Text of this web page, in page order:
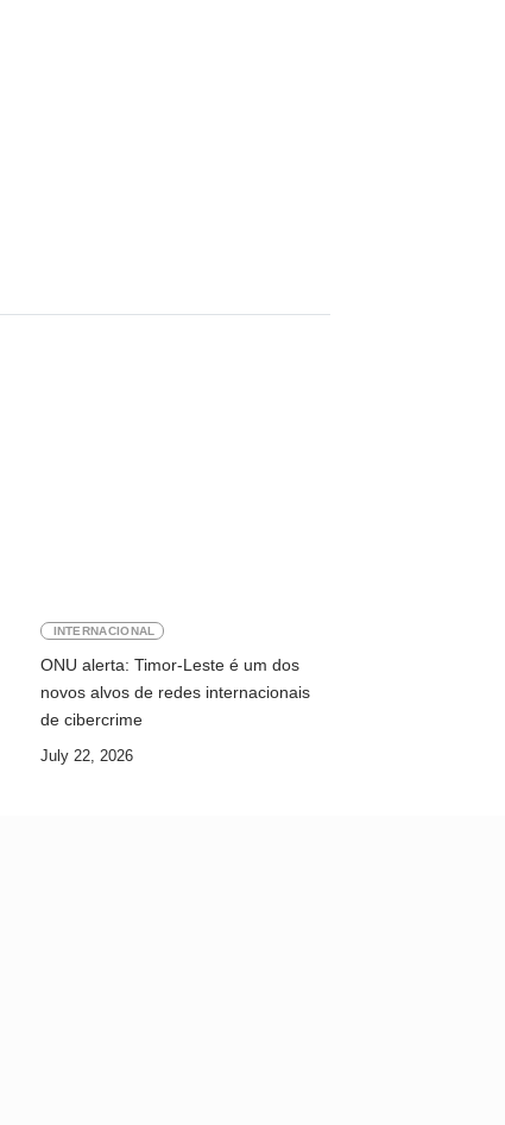
INTERNACIONAL
ONU alerta: Timor-Leste é um dos
novos alvos de redes internacionais
de cibercrime
July 22, 2026